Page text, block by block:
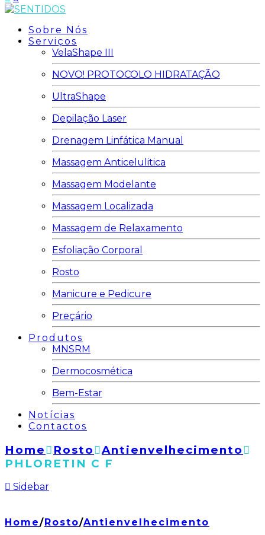
Sobre Nós
Serviços
VelaShape III
NOVO! PROTOCOLO HIDRATAÇÃO
UltraShape
Depilação Laser
Drenagem Linfática Manual
Massagem Anticelulitica
Massagem Modelante
Massagem Localizada
Massagem de Relaxamento
Esfoliação Corporal
Rosto
Manicure e Pedicure
Preçário
Produtos
MNSRM
Dermocosmética
Bem-Estar
Notícias
Contactos
Home Rosto
Antienvelhecimento
PHLORETIN C F
Sidebar
Home/Rosto/Antienvelhecimento